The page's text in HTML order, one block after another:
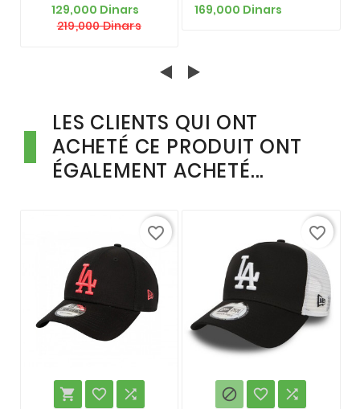
129,000 Dinars
219,000 Dinars
169,000 Dinars
LES CLIENTS QUI ONT
ACHETÉ CE PRODUIT ONT
ÉGALEMENT ACHETÉ...
  
favorite_border
  
favorite_border